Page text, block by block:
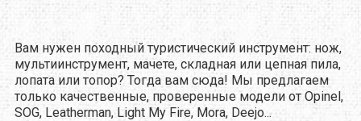
Вам нужен походный туристический инструмент: нож,
мультиинструмент, мачете, складная или цепная пила,
лопата или топор? Тогда вам сюда! Мы предлагаем
только качественные, проверенные модели от Opinel,
SOG, Leatherman, Light My Fire, Mora, Deejo...